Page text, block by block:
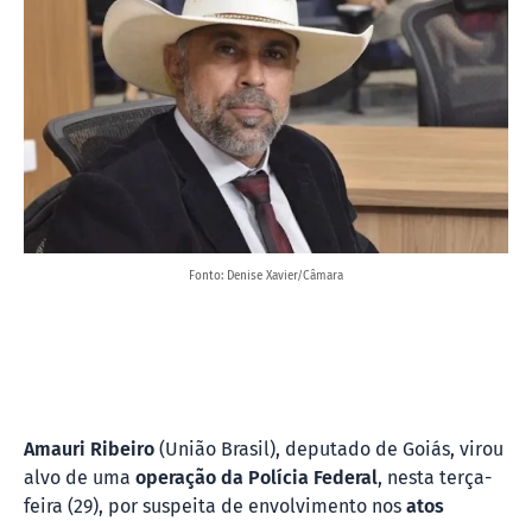
Fonto: Denise Xavier/Câmara
Amauri Ribeiro (União Brasil), deputado de Goiás, virou
alvo de uma operação da Polícia Federal, nesta terça-
feira (29), por suspeita de envolvimento nos atos